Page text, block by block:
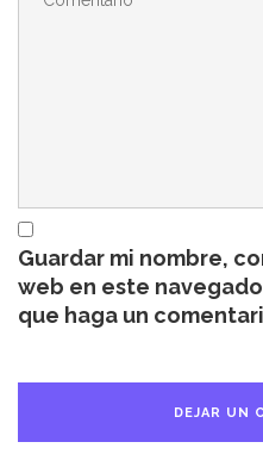
Guardar mi nombre,
web en este
que haga un